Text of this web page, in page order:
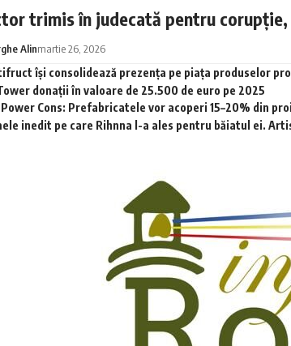
trimis în judecată pentru corupție,
Alinmartie 26, 2026
își consolidează prezența pe piața produselor
donații în valoare de 25.500 de euro pe 2025
Power Cons: Prefabricatele vor acoperi 15–20% din
inedit pe care Rihnna l-a ales pentru băiatul ei.